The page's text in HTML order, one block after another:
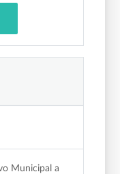
Municipal a